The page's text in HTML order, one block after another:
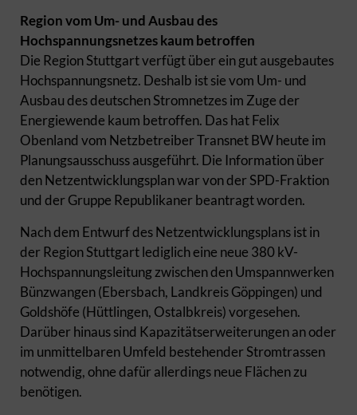
Region vom Um- und Ausbau des
Hochspannungsnetzes kaum betroffen
Die Region Stuttgart verfügt über ein gut ausgebautes
Hochspannungsnetz. Deshalb ist sie vom Um- und
Ausbau des deutschen Stromnetzes im Zuge der
Energiewende kaum betroffen. Das hat Felix
Obenland vom Netzbetreiber Transnet BW heute im
Planungsausschuss ausgeführt. Die Information über
den Netzentwicklungsplan war von der SPD-Fraktion
und der Gruppe Republikaner beantragt worden.
Nach dem Entwurf des Netzentwicklungsplans ist in
der Region Stuttgart lediglich eine neue 380 kV-
Hochspannungsleitung zwischen den Umspannwerken
Bünzwangen (Ebersbach, Landkreis Göppingen) und
Goldshöfe (Hüttlingen, Ostalbkreis) vorgesehen.
Darüber hinaus sind Kapazitätserweiterungen an oder
im unmittelbaren Umfeld bestehender Stromtrassen
notwendig, ohne dafür allerdings neue Flächen zu
benötigen.